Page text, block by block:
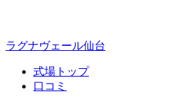
ラグナヴェール仙台
式場トップ
口コミ